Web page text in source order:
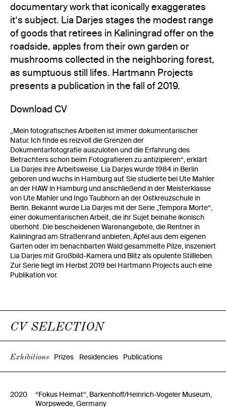
documentary work that iconically exaggerates
it‘s subject. Lia Darjes stages the modest range
of goods that retirees in Kaliningrad offer on the
roadside, apples from their own garden or
mushrooms collected in the neighboring forest,
as sumptuous still lifes. Hartmann Projects
presents a publication in the fall of 2019.
Download CV
„Mein fotografisches Arbeiten ist immer dokumentarischer
Natur. Ich finde es reizvoll die Grenzen der
Dokumentarfotografie auszuloten und die Erfahrung des
Betrachters schon beim Fotografieren zu antizipieren“, erklärt
Lia Darjes ihre Arbeitsweise. Lia Darjes wurde 1984 in Berlin
geboren und wuchs in Hamburg auf. Sie studierte bei Ute Mahler
an der HAW in Hamburg und anschließend in der Meisterklasse
von Ute Mahler und Ingo Taubhorn an der Ostkreuzschule in
Berlin. Bekannt wurde Lia Darjes mit der Serie „Tempora Morte“,
einer dokumentarischen Arbeit, die ihr Sujet beinahe ikonisch
überhöht. Die bescheidenen Warenangebote, die Rentner in
Kaliningrad am Straßenrand anbieten, Äpfel aus dem eigenen
Garten oder im benachbarten Wald gesammelte Pilze, inszeniert
Lia Darjes mit Großbild-Kamera und Blitz als opulente Stillleben.
Zur Serie liegt im Herbst 2019 bei Hartmann Projects auch eine
Publikation vor.
CV SELECTION
Exhibitions Prizes Residencies Publications
2020
“Fokus Heimat“, Barkenhoff/Heinrich-Vogeler Museum,
Worpswede, Germany